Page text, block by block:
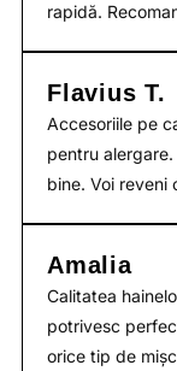
rapidă.
Flavius T.
Accesoriile pe
pentru
bine. Voi reveni
Amalia
Calitatea
potrivesc
orice tip de